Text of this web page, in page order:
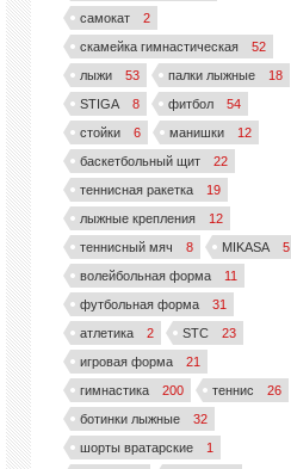
самокат
2
скамейка гимнастическая
52
лыжи
53 палки лыжные
18
STIGA
8 фитбол
54
стойки
6 манишки
12
баскетбольный щит
22
теннисная ракетка
19
лыжные крепления
12
теннисный мяч
8 MIKASA
5
волейбольная форма
11
футбольная форма
31
атлетика
2 STC
23
игровая форма
21
гимнастика
200 теннис
26
ботинки лыжные
32
шорты вратарские
1